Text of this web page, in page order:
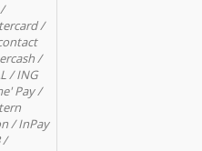
/
/
/ ING
Pay /
/ InPay
/